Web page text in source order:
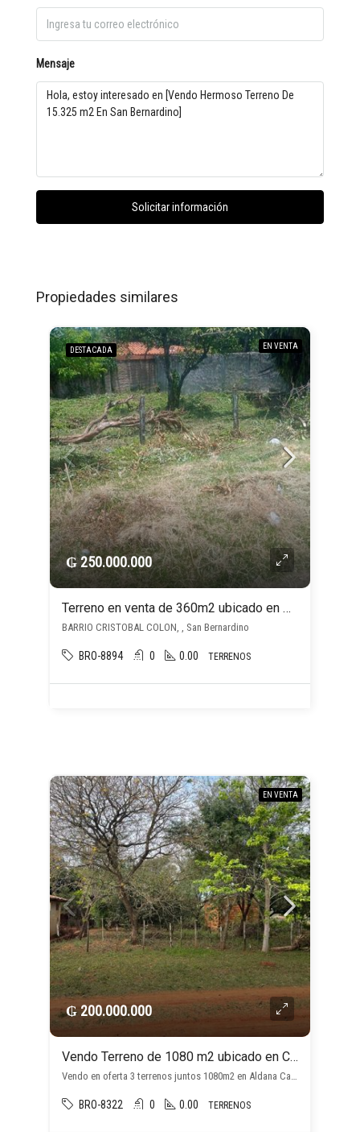
Mensaje
Solicitar información
Propiedades similares
DESTACADA EN VENTA
₲ 250.000.000
Terreno en venta de 360m2 ubicado en Bo. Colon San Bernardino
BARRIO CRISTOBAL COLON, , San Bernardino
BRO-8894 0 0.00 TERRENOS
EN VENTA
₲ 200.000.000
Vendo Terreno de 1080 m2 ubicado en Capiatá
Vendo en oferta 3 terrenos juntos 1080m2 en Aldana Cañada Capiata, , Capiatá
BRO-8322 0 0.00 TERRENOS